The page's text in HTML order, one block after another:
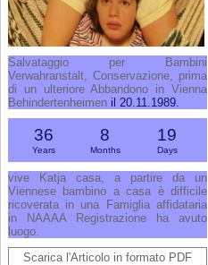
Salvataggio per Bambini
Verwahranstalt, Conservazione, prima
di un ulteriore Abbandono in Vienna
Behindertenheimen il 20.11.1989.
36
Years
8
Months
19
Days
vive Katja casa, a partire da un
Viennese bambino a casa è difficile
ricoverata in una Famiglia affidataria
in NAAAA Registrazione ha avuto
luogo.
Scarica l'Articolo in formato PDF